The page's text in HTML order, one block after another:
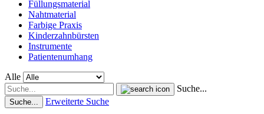
Füllungsmaterial
Nahtmaterial
Farbige Praxis
Kinderzahnbürsten
Instrumente
Patientenumhang
Alle
Suche...
Suche... Erweiterte Suche